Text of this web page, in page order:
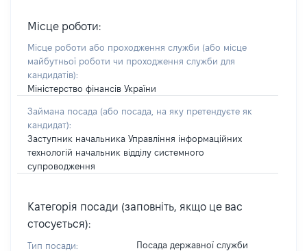
Місце роботи:
Місце роботи або проходження служби (або місце
майбутньої роботи чи проходження служби для
кандидатів):
Міністерство фінансів України
Займана посада (або посада, на яку претендуєте як
кандидат):
Заступник начальника Управління інформаційних
технологій начальник відділу системного
супроводження
Категорія посади (заповніть, якщо це вас
стосується):
Тип посади: Посада державної служби